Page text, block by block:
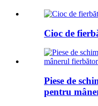
Cioc de
Piese de
pentru